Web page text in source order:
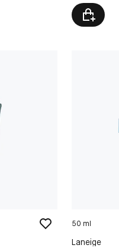
50 ml
Laneige